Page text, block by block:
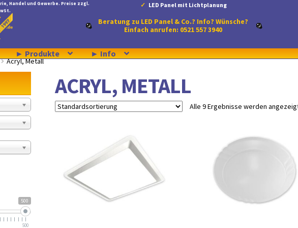
Handel und Gewerbe. Preise zzgl.
LED Panel mit Lichtplanung
Beratung zu LED Panel & Co.? Info? Wünsche?
Einfach anrufen: 0521 557 3940
► Produkte ► Info
Acryl, Metall
ACRYL, METALL
Alle 9 Ergebnisse werden
500
500